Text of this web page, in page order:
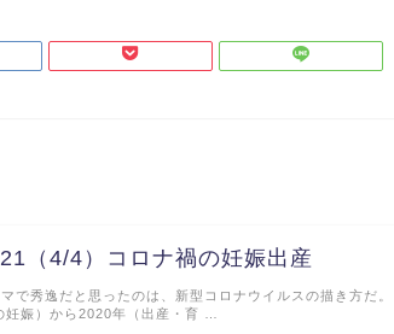
（4/4）コロナ禍の妊娠出産
で秀逸だと思ったのは、新型コロナウイルスの描き方だ。
妊娠）から2020年（出産・育 …